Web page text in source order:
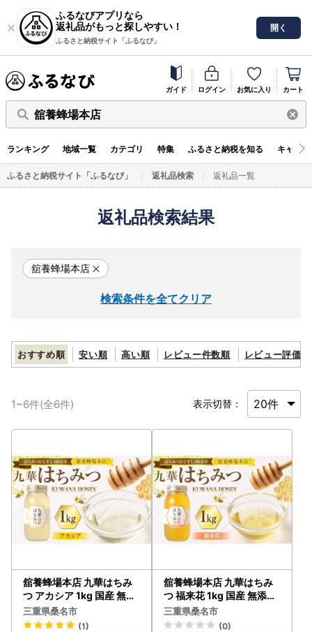
ふるなびアプリなら
返礼品がもっと探しやすい！
ふるさと納税サイト「ふるなび」
開く
ガイド ログイン お気に入り カート
舘養蜂場本店
ランキング 地域一覧 カテゴリ 特集 ふるさと納税を知る キャン
ふるさと納税サイト「ふるなび」 返礼品検索 返礼品一覧
返礼品検索結果
舘養蜂場本店
検索条件を全てクリア
おすすめ順 安い順 高い順 レビュー件数順 レビュー評価順
1~6件(全6件) 表示切替：
舘養蜂場本店 九華はちみ
つ アカシア 1kg 国産 無添
加 良質 蜂蜜 ハチミツ 養蜂
料理 お菓子 健康 保存
三重県桑名市
(1)
舘養蜂場本店 九華はちみ
つ 福来花 1kg 国産 無添加
良質 蜂蜜 ハチミツ 養蜂 料
理 お菓子 健康 保存
三重県桑名市
(0)